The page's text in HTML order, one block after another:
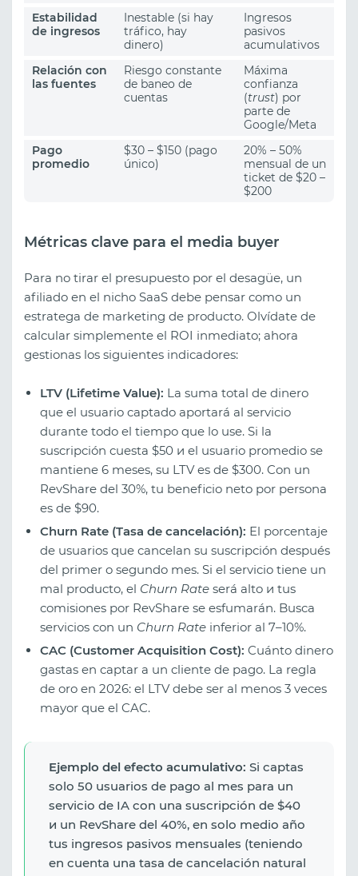
Estabilidad
de ingresos
Inestable (si hay
tráfico, hay
dinero)
Ingresos
pasivos
acumulativos
Relación con
las fuentes
Riesgo constante
de baneo de
cuentas
Máxima
confianza
(trust) por
parte de
Google/Meta
Pago
promedio
$30 – $150 (pago
único)
20% – 50%
mensual de un
ticket de $20 –
$200
Métricas clave para el media buyer
Para no tirar el presupuesto por el desagüe, un
afiliado en el nicho SaaS debe pensar como un
estratega de marketing de producto. Olvídate de
calcular simplemente el ROI inmediato; ahora
gestionas los siguientes indicadores:
LTV (Lifetime Value): La suma total de dinero
que el usuario captado aportará al servicio
durante todo el tiempo que lo use. Si la
suscripción cuesta $50 и el usuario promedio se
mantiene 6 meses, su LTV es de $300. Con un
RevShare del 30%, tu beneficio neto por persona
es de $90.
Churn Rate (Tasa de cancelación): El porcentaje
de usuarios que cancelan su suscripción después
del primer o segundo mes. Si el servicio tiene un
mal producto, el Churn Rate será alto и tus
comisiones por RevShare se esfumarán. Busca
servicios con un Churn Rate inferior al 7–10%.
CAC (Customer Acquisition Cost): Cuánto dinero
gastas en captar a un cliente de pago. La regla
de oro en 2026: el LTV debe ser al menos 3 veces
mayor que el CAC.
Ejemplo del efecto acumulativo: Si captas
solo 50 usuarios de pago al mes para un
servicio de IA con una suscripción de $40
и un RevShare del 40%, en solo medio año
tus ingresos pasivos mensuales (teniendo
en cuenta una tasa de cancelación natural